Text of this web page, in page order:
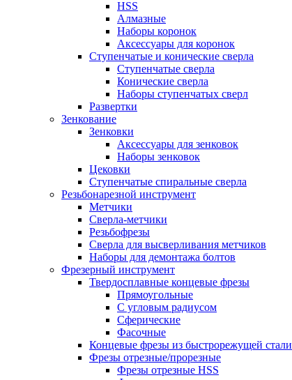
HSS
Алмазные
Наборы коронок
Аксессуары для коронок
Ступенчатые и конические сверла
Ступенчатые сверла
Конические сверла
Наборы ступенчатых сверл
Развертки
Зенкование
Зенковки
Аксессуары для зенковок
Наборы зенковок
Цековки
Ступенчатые спиральные сверла
Резьбонарезной инструмент
Метчики
Сверла-метчики
Резьбофрезы
Сверла для высверливания метчиков
Наборы для демонтажа болтов
Фрезерный инструмент
Твердосплавные концевые фрезы
Прямоугольные
С угловым радиусом
Сферические
Фасочные
Концевые фрезы из быстрорежущей стали
Фрезы отрезные/прорезные
Фрезы отрезные HSS